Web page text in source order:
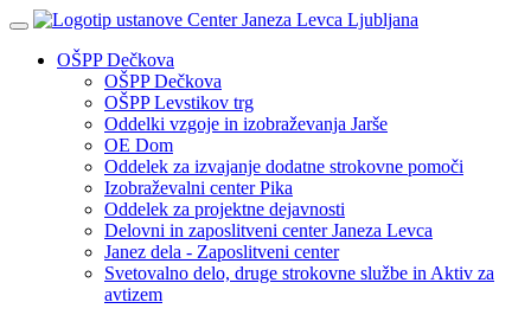
OŠPP Dečkova
OŠPP Dečkova
OŠPP Levstikov trg
Oddelki vzgoje in izobraževanja Jarše
OE Dom
Oddelek za izvajanje dodatne strokovne pomoči
Izobraževalni center Pika
Oddelek za projektne dejavnosti
Delovni in zaposlitveni center Janeza Levca
Janez dela - Zaposlitveni center
Svetovalno delo, druge strokovne službe in Aktiv za
avtizem